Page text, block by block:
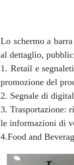
Lo schermo a
al dettaglio,
1. Retail e
promozione del
2. Segnale di
3. Trasportazione:
le informazioni di
4.Food and